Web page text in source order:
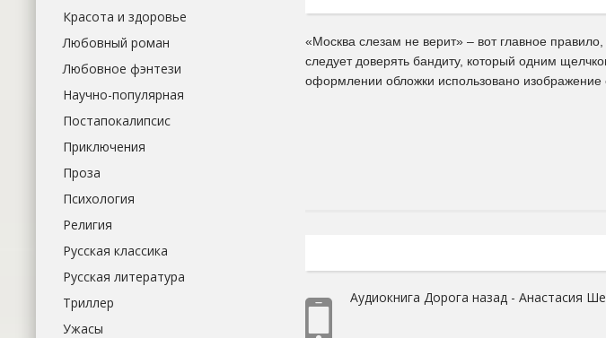
«Москва слезам не верит» – вот главное
следует доверять бандиту, который одним
оформлении обложки использовано изображение
Аудиокнига Дорога назад - Анастасия
Красота и здоровье
Любовный роман
Любовное фэнтези
Научно-популярная
Постапокалипсис
Приключения
Проза
Психология
Религия
Русская классика
Русская литература
Триллер
Ужасы